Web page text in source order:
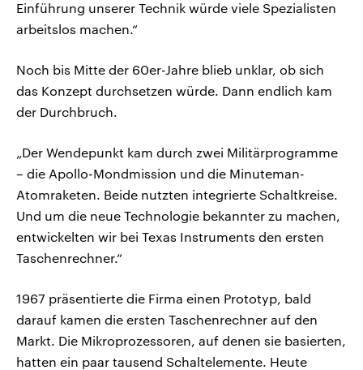
Einführung unserer Technik würde viele Spezialisten
arbeitslos machen.“
Noch bis Mitte der 60er-Jahre blieb unklar, ob sich
das Konzept durchsetzen würde. Dann endlich kam
der Durchbruch.
„Der Wendepunkt kam durch zwei Militärprogramme
– die Apollo-Mondmission und die Minuteman-
Atomraketen. Beide nutzten integrierte Schaltkreise.
Und um die neue Technologie bekannter zu machen,
entwickelten wir bei Texas Instruments den ersten
Taschenrechner.“
1967 präsentierte die Firma einen Prototyp, bald
darauf kamen die ersten Taschenrechner auf den
Markt. Die Mikroprozessoren, auf denen sie basierten,
hatten ein paar tausend Schaltelemente. Heute